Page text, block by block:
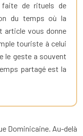
faite de rituels de
du temps où la
article vous donne
touriste à celui
le geste a souvent
partagé est la
Dominicaine. Au-delà